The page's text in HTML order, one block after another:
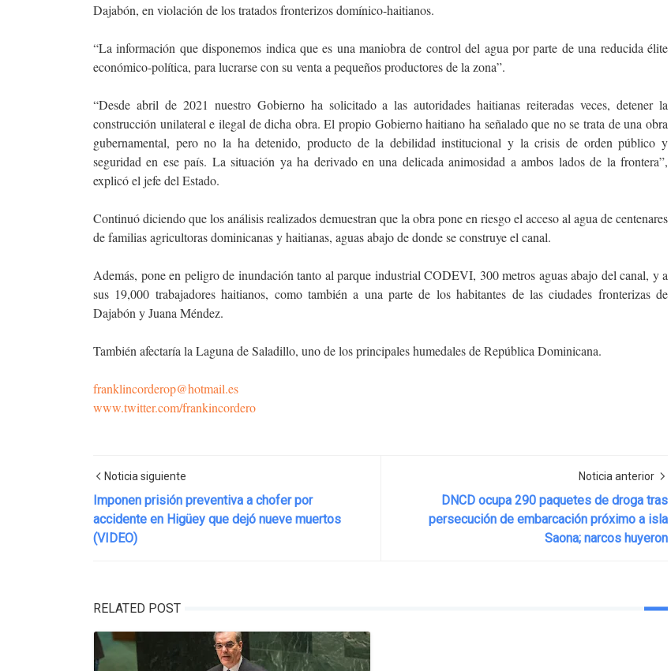
Dajabón, en violación de los tratados fronterizos domínico-haitianos.
“La información que disponemos indica que es una maniobra de control del agua por parte de una reducida élite
económico-política, para lucrarse con su venta a pequeños productores de la zona”.
“Desde abril de 2021 nuestro Gobierno ha solicitado a las autoridades haitianas reiteradas veces, detener la
construcción unilateral e ilegal de dicha obra. El propio Gobierno haitiano ha señalado que no se trata de una obra
gubernamental, pero no la ha detenido, producto de la debilidad institucional y la crisis de orden público y
seguridad en ese país. La situación ya ha derivado en una delicada animosidad a ambos lados de la frontera”,
explicó el jefe del Estado.
Continuó diciendo que los análisis realizados demuestran que la obra pone en riesgo el acceso al agua de centenares
de familias agricultoras dominicanas y haitianas, aguas abajo de donde se construye el canal.
Además, pone en peligro de inundación tanto al parque industrial CODEVI, 300 metros aguas abajo del canal, y a
sus 19,000 trabajadores haitianos, como también a una parte de los habitantes de las ciudades fronterizas de
Dajabón y Juana Méndez.
También afectaría la Laguna de Saladillo, uno de los principales humedales de República Dominicana.
franklincorderop@hotmail.es
www.twitter.com/frankincordero
Noticia siguiente
Imponen prisión preventiva a chofer por
accidente en Higüey que dejó nueve muertos
(VIDEO)
Noticia anterior
DNCD ocupa 290 paquetes de droga tras
persecución de embarcación próximo a isla
Saona; narcos huyeron
RELATED POST